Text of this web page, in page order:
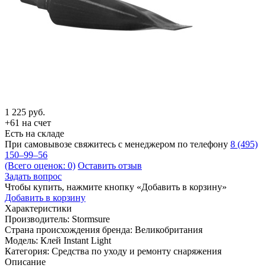
1 225 руб.
+61 на счет
Есть на складе
При самовывозе свяжитесь с менеджером по телефону 8 (495)
150–99–56
(Всего оценок: 0) Оставить отзыв
Задать вопрос
Чтобы купить, нажмите кнопку «Добавить в корзину»
Добавить в корзину
Характеристики
Производитель: Stormsure
Страна происхождения бренда: Великобритания
Модель: Клей Instant Light
Категория: Средства по уходу и ремонту снаряжения
Описание